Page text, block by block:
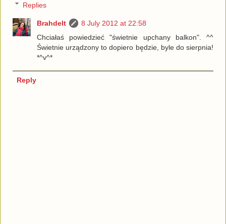
Replies
Brahdelt
8 July 2012 at 22:58
Chciałaś powiedzieć "świetnie upchany balkon". ^^
Świetnie urządzony to dopiero będzie, byle do sierpnia!
*^v^*
Reply